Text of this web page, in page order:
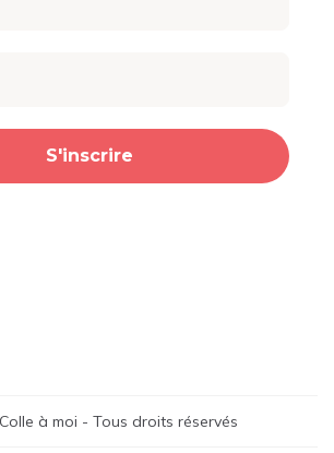
S'inscrire
à moi - Tous droits réservés